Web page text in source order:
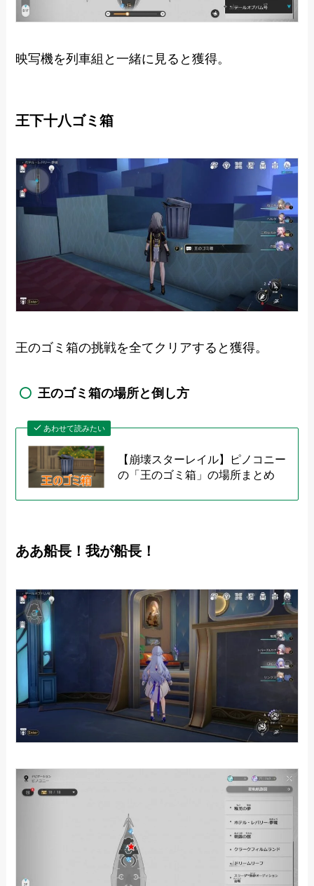
映写機を列車組と一緒に見ると獲得。
王下十八ゴミ箱
王のゴミ箱の挑戦を全てクリアすると獲得。
王のゴミ箱の場所と倒し方
あわせて読みたい
【崩壊スターレイル】ピノコニー
の「王のゴミ箱」の場所まとめ
ああ船長！我が船長！